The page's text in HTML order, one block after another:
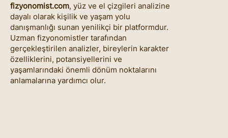
fizyonomist.com, yüz ve el çizgileri analizine
dayalı olarak kişilik ve yaşam yolu
danışmanlığı sunan yenilikçi bir platformdur.
Uzman fizyonomistler tarafından
gerçekleştirilen analizler, bireylerin karakter
özelliklerini, potansiyellerini ve
yaşamlarındaki önemli dönüm noktalarını
anlamalarına yardımcı olur.